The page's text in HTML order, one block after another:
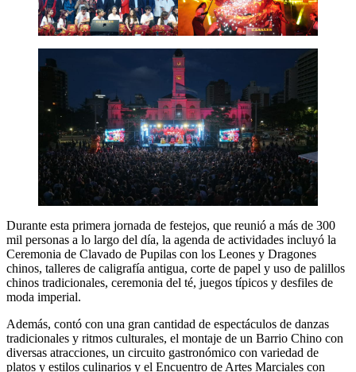
Durante esta primera jornada de festejos, que reunió a más de 300
mil personas a lo largo del día, la agenda de actividades incluyó la
Ceremonia de Clavado de Pupilas con los Leones y Dragones
chinos, talleres de caligrafía antigua, corte de papel y uso de palillos
chinos tradicionales, ceremonia del té, juegos típicos y desfiles de
moda imperial.
Además, contó con una gran cantidad de espectáculos de danzas
tradicionales y ritmos culturales, el montaje de un Barrio Chino con
diversas atracciones, un circuito gastronómico con variedad de
platos y estilos culinarios y el Encuentro de Artes Marciales con